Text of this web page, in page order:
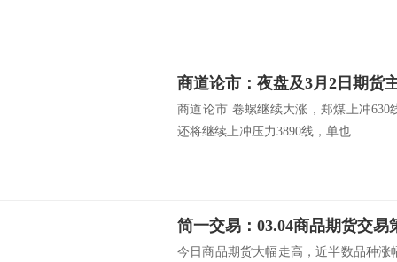
商道论市：夜盘及3月2日期货
商道论市 卷螺继续大涨，郑煤上冲
还将继续上冲压力3890线，单也...
简一交易：03.04商品期货交易
今日商品期货大幅走高，近半数品种涨